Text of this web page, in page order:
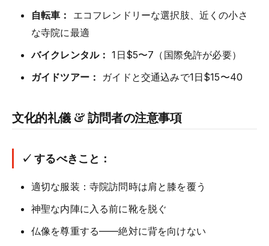
自転車：
エコフレンドリーな選択肢、近くの小さ
な寺院に最適
バイクレンタル： 1日$5〜7（国際免許が必要）
ガイドツアー：
ガイドと交通込みで1日$15〜40
文化的礼儀 & 訪問者の注意事項
✓ するべきこと：
適切な服装：寺院訪問時は肩と膝を覆う
神聖な内陣に入る前に靴を脱ぐ
仏像を尊重する——絶対に背を向けない